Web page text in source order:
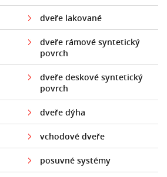
dveře lakované
dveře rámové syntetický
povrch
dveře deskové syntetický
povrch
dveře dýha
vchodové dveře
posuvné systémy